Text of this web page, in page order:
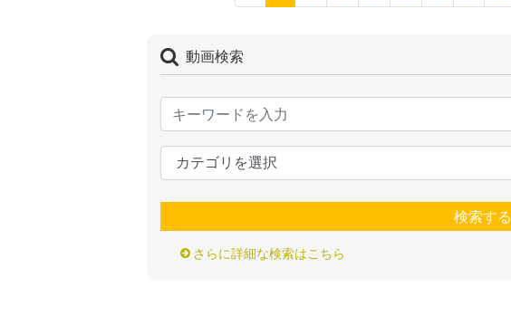
動画検索
検索する
さらに詳細な検索はこちら